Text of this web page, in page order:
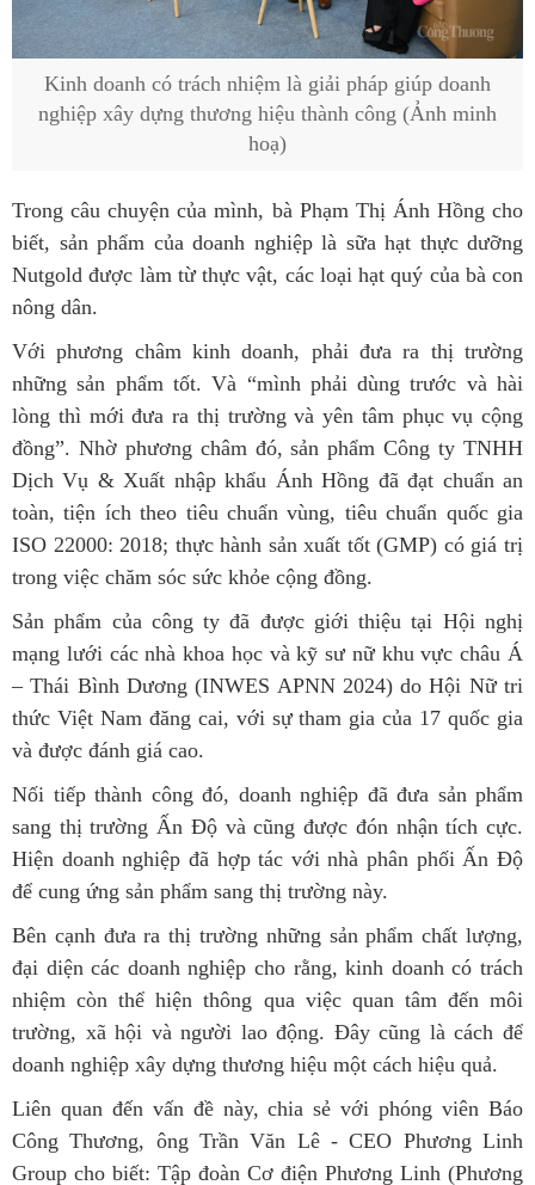
Kinh doanh có trách nhiệm là giải pháp giúp doanh
nghiệp xây dựng thương hiệu thành công (Ảnh minh
hoạ)
Trong câu chuyện của mình, bà Phạm Thị Ánh Hồng cho
biết, sản phẩm của doanh nghiệp là sữa hạt thực dưỡng
Nutgold được làm từ thực vật, các loại hạt quý của bà con
nông dân.
Với phương châm kinh doanh, phải đưa ra thị trường
những sản phẩm tốt. Và “mình phải dùng trước và hài
lòng thì mới đưa ra thị trường và yên tâm phục vụ cộng
đồng”. Nhờ phương châm đó, sản phẩm Công ty TNHH
Dịch Vụ & Xuất nhập khẩu Ánh Hồng đã đạt chuẩn an
toàn, tiện ích theo tiêu chuẩn vùng, tiêu chuẩn quốc gia
ISO 22000: 2018; thực hành sản xuất tốt (GMP) có giá trị
trong việc chăm sóc sức khỏe cộng đồng.
Sản phẩm của công ty đã được giới thiệu tại Hội nghị
mạng lưới các nhà khoa học và kỹ sư nữ khu vực châu Á
– Thái Bình Dương (INWES APNN 2024) do Hội Nữ tri
thức Việt Nam đăng cai, với sự tham gia của 17 quốc gia
và được đánh giá cao.
Nối tiếp thành công đó, doanh nghiệp đã đưa sản phẩm
sang thị trường Ấn Độ và cũng được đón nhận tích cực.
Hiện doanh nghiệp đã hợp tác với nhà phân phối Ấn Độ
để cung ứng sản phẩm sang thị trường này.
Bên cạnh đưa ra thị trường những sản phẩm chất lượng,
đại diện các doanh nghiệp cho rằng, kinh doanh có trách
nhiệm còn thể hiện thông qua việc quan tâm đến môi
trường, xã hội và người lao động. Đây cũng là cách để
doanh nghiệp xây dựng thương hiệu một cách hiệu quả.
Liên quan đến vấn đề này, chia sẻ với phóng viên Báo
Công Thương, ông Trần Văn Lê - CEO Phương Linh
Group cho biết: Tập đoàn Cơ điện Phương Linh (Phương